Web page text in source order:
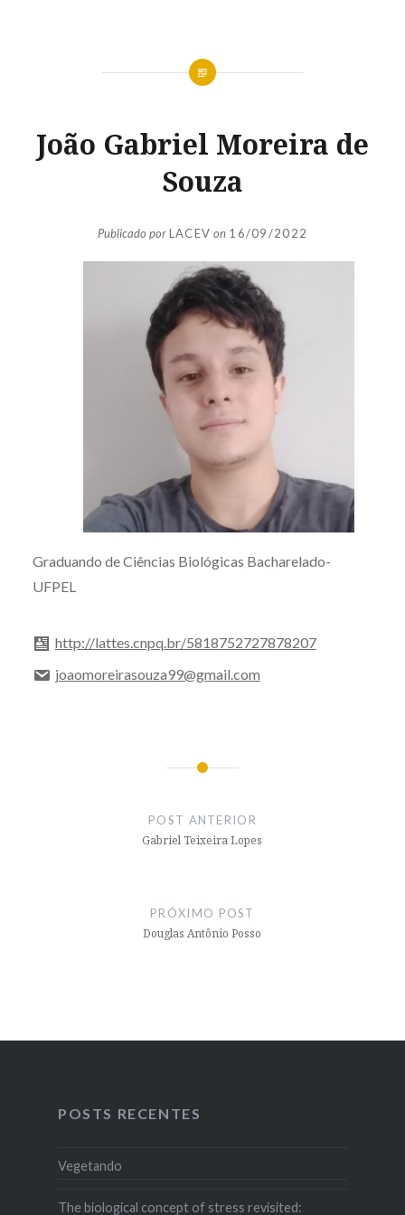
João Gabriel Moreira de
Souza
Publicado porLACEV on 16/09/2022
Graduando de Ciências Biológicas Bacharelado-
UFPEL
http://lattes.cnpq.br/5818752727878207
joaomoreirasouza99@gmail.com
POST ANTERIOR
Gabriel Teixeira Lopes
PRÓXIMO POST
Douglas Antônio Posso
POSTS RECENTES
Vegetando
The biological concept of stress revisited: